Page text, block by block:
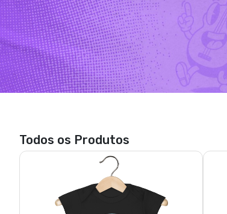
Bóri punchline - capivara
R$ 69,61
3x de R$ 23,20
P, M, G, GG